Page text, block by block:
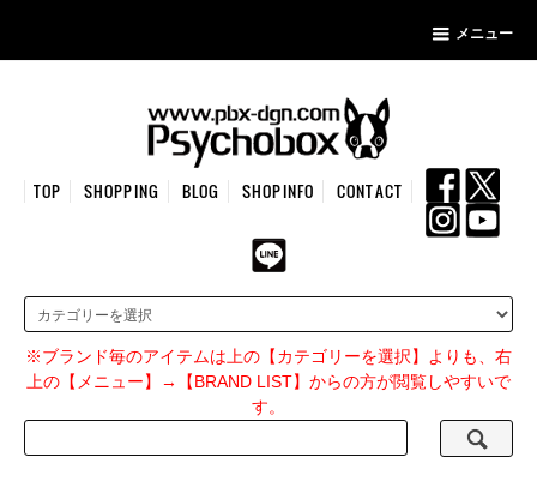
メニュー
TOP SHOPPING BLOG SHOPINFO CONTACT
※ブランド毎のアイテムは上の【カテゴリーを選択】よりも、右
上の【メニュー】→【BRAND LIST】からの方が閲覧しやすいで
す。